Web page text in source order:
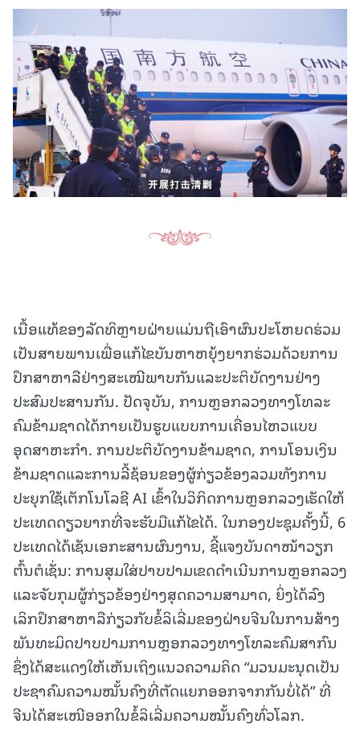
ເນື້ອແທ້ຂອງລັດທິຫຼາຍຝ່າຍແມ່ນຖືເອົາຜົນປະໂຫຍດຮ່ວມ
ເປັນສາຍພານເພື່ອແກ້ໄຂບັນຫາຫຍຸ້ງຍາກຮ່ວມດ້ວຍການ
ປຶກສາຫາລືຢ່າງສະເໝີພາບກັນແລະປະຕິບັດງານຢ່າງ
ປະສົມປະສານກັນ. ປັດຈຸບັນ, ການຫຼອກລວງທາງໂທລະ
ຄົມຂ້າມຊາດໄດ້ກາຍເປັນຮູບແບບການເຄື່ອນໄຫວແບບ
ອຸດສາຫະກຳ. ການປະຕິບັດງານຂ້າມຊາດ, ການໂອນເງິນ
ຂ້າມຊາດແລະການລີ້ຊ້ອນຂອງຜູ້ກ່ຽວຂ້ອງລວມທັງການ
ປະຍຸກໃຊ້ເຕັກໂນໂລຊີ AI ເຂົ້າໃນວິກິດການຫຼອກລວງເຮັດໃຫ້
ປະເທດດຽວຍາກທີ່ຈະຮັບມືແກ້ໄຂໄດ້. ໃນກອງປະຊຸມຄັ້ງນີ້, 6
ປະເທດໄດ້ເຊັນເອກະສານຜົນງານ, ຊີ້ແຈງບັນດາໜ້າວຽກ
ຕົ້ນຕໍເຊັ່ນ: ການສຸມໃສ່ປາບປາມເຂດດຳເນີນການຫຼອກລວງ
ແລະຈັບກຸມຜູ້ກ່ຽວຂ້ອງຢ່າງສຸດຄວາມສາມາດ, ຍິ່ງໄດ້ລົງ
ເລິກປຶກສາຫາລືກ່ຽວກັບຂໍ້ລິເລີ່ມຂອງຝ່າຍຈີນໃນການສ້າງ
ພັນທະມິດປາບປາມການຫຼອກລວງທາງໂທລະຄົມສາກົນ
ຊຶ່ງໄດ້ສະແດງໃຫ້ເຫັນເຖິງແນວຄວາມຄິດ “ມວນມະນຸດເປັນ
ປະຊາຄົມຄວາມໝັ້ນຄົງທີ່ຕັດແຍກອອກຈາກກັນບໍ່ໄດ້” ທີ່
ຈີນໄດ້ສະເໜີອອກໃນຂໍ້ລິເລີ່ມຄວາມໝັ້ນຄົງທົ່ວໂລກ.